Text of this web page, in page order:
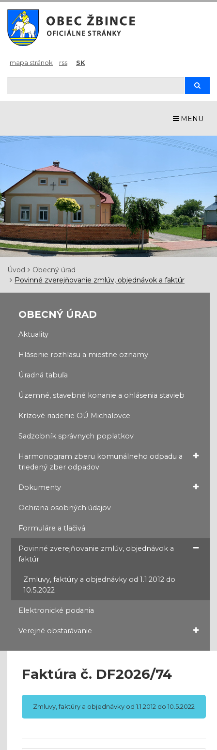
mapa stránok rss SK
MENU
Úvod
Obecný úrad
Povinné zverejňovanie zmlúv, objednávok a faktúr
OBECNÝ ÚRAD
Aktuality
Hlásenie rozhlasu a miestne oznamy
Úradná tabuľa
Územné, stavebné konanie a ohlásenia stavieb
Krízové riadenie OÚ Michalovce
Sadzobník správnych poplatkov
Harmonogram zberu komunálneho odpadu a
triedený zber odpadov
Dokumenty
Ochrana osobných údajov
Formuláre a tlačivá
Povinné zverejňovanie zmlúv, objednávok a
faktúr
Zmluvy, faktúry a objednávky od 1.1.2012 do
10.5.2022
Elektronické podania
Verejné obstarávanie
Faktúra č. DF2026/74
Zmluvy, faktúry a objednávky od 1.1.2012 do 10.5.2022